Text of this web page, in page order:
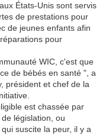
États-Unis sont servis
de prestations pour
de jeunes enfants afin
pour
WIC, c'est que
de bébés en santé ", a
président et chef de la
est chassée par
législation, ou
suscite la peur, il y a